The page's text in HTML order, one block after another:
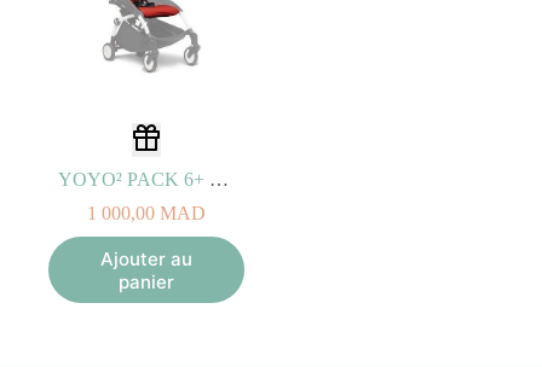
YOYO² PACK 6+ Couleur Rouge
1 000,00 MAD
Ajouter au
panier